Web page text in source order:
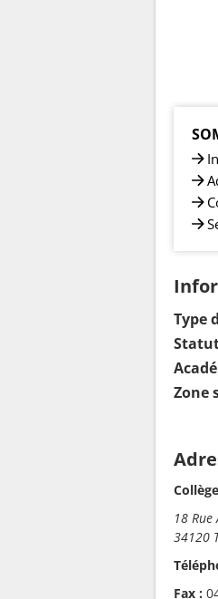
Type
Zone
18
34120
Fax :